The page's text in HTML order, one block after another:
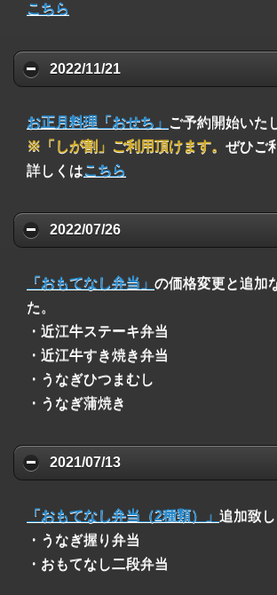
こちら
2022/11/21
お正月料理「おせち」 ご予約開始いた
※「しが割」ご利用頂けます。 ぜひご
詳しくはこちら
2022/07/26
「おもてなし弁当」 の価格変更と追加
た。
・近江牛ステーキ弁当
・近江牛すき焼き弁当
・うなぎひつまむし
・うなぎ蒲焼き
2021/07/13
「おもてなし弁当（2種類）」 追加致し
・うなぎ握り弁当
・おもてなし二段弁当